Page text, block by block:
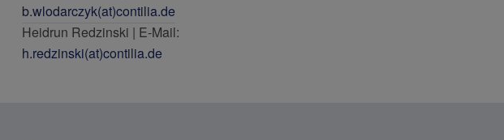
b.wlodarczyk(at)contilia.de
Heidrun Redzinski | E-Mail:
h.redzinski(at)contilia.de